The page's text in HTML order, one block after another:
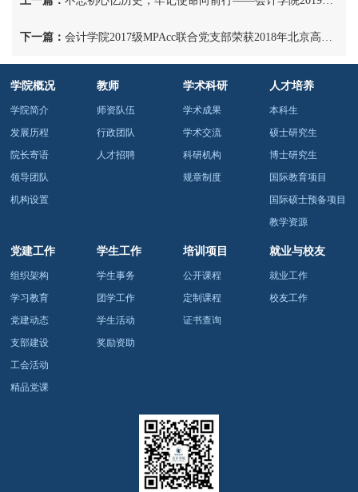
下一篇： 会计学院2017级MPAcc联合党支部荣获2018年北京高校红色“1+1”示范活动评选三等奖
学院概况
学院简介
发展历程
院长寄语
领导团队
机构设置
教师
师资队伍
行政团队
人才招聘
学术科研
学术成果
学术交流
科研机构
规章制度
人才培养
本科生
硕士研究生
博士研究生
国际教育项目
国际硕士预备项目
教学资源
党建工作
组织架构
学习教育
党建动态
支部建设
工会活动
精品党课
学生工作
学生事务
团学工作
学生活动
奖励资助
培训项目
公开课程
定制课程
证书查询
就业与校友
就业工作
校友工作